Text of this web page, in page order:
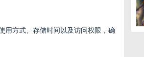
用方式、存储时间以及访问权限，确